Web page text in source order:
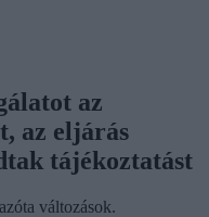
az
az eljárás
tájékoztatást
változások.